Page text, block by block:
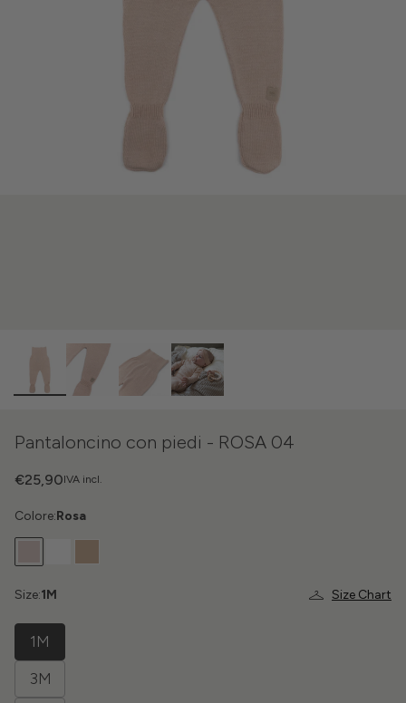
Pantaloncino con piedi - ROSA 04
IVA incl.
€25,90
Colore:Rosa
Size Chart
Size:1M
1M
3M